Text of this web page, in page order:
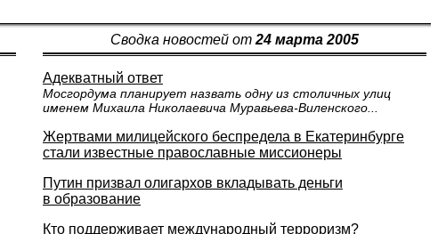
Сводка новостей от 24 марта 2005
Адекватный ответ
Мосгордума планирует назвать одну из столичных улиц
именем Михаила Николаевича Муравьева-Виленского...
Жертвами милицейского беспредела в Екатеринбурге
стали известные православные миссионеры
Путин призвал олигархов вкладывать деньги
в образование
Кто поддерживает международный терроризм?